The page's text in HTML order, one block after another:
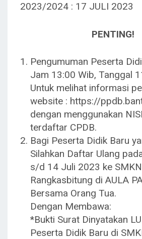
2023/2024 : 17 JULI 2023
PENTING!
Pengumuman Peserta
Jam 13:00 Wib, Tanggal
Untuk melihat informasi
website : https://
dengan menggunakan
terdaftar CPDB.
Bagi Peserta Didik Baru
Silahkan Daftar Ulang
s/d 14 Juli 2023 ke
Rangkasbitung di AULA
Bersama Orang Tua.
Dengan Membawa:
*Bukti Surat Dinyatakan
Peserta Didik Baru di